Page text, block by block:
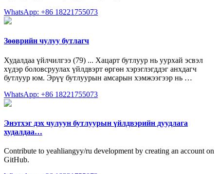
WhatsApp: +86 18221755073
Зөөврийн чулуу бутлагч
Худалдаа үйлчилгээ (79) ... Хацарт бутлуур нь уурхай эсвэл
хүдэр боловсруулах үйлдвэрт өргөн хэрэглэгддэг анхдагч
бутлуур юм. Эрүү бутлуурын амсарын хэмжээгээр нь …
WhatsApp: +86 18221755073
Энэтхэг дэх чулуун бутлуурын үйлдвэрийн дуудлага
худалдаа…
Contribute to yeahliangyy/ru development by creating an account on
GitHub.